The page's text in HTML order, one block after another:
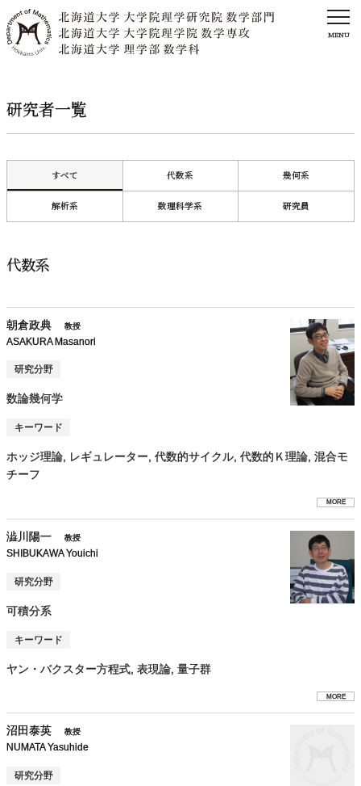
MENU
研究者一覧
すべて 代数系 幾何系
解析系 数理科学系 研究員
代数系
朝倉政典 教授
ASAKURA Masanori
研究分野
数論幾何学
キーワード
ホッジ理論, レギュレーター, 代数的サイクル, 代数的Ｋ理論, 混合モ
チーフ
MORE
澁川陽一 教授
SHIBUKAWA Youichi
研究分野
可積分系
キーワード
ヤン・バクスター方程式, 表現論, 量子群
MORE
沼田泰英 教授
NUMATA Yasuhide
研究分野